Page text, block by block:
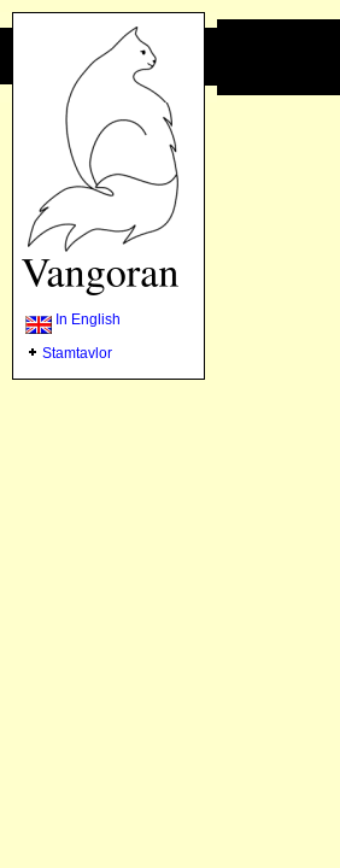
In English
Stamtavlor